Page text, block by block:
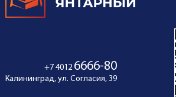
+7 4012 6666-80
Калининград, ул. Согласия, 39